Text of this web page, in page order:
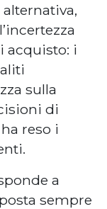
acquisto: i
sulla
di
reso i
a
sempre